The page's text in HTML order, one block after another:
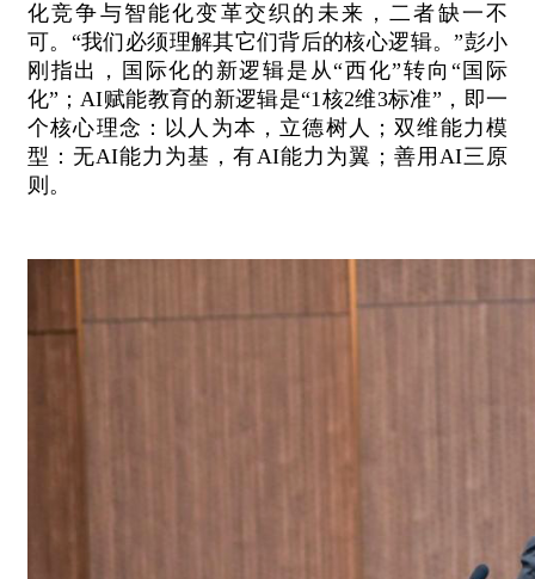
化竞争与智能化变革交织的未来，二者缺一不
可。“我们必须理解其它们背后的核心逻辑。”彭小
刚指出，国际化的新逻辑是从“西化”转向“国际
化”；AI赋能教育的新逻辑是“1核2维3标准”，即一
个核心理念：以人为本，立德树人；双维能力模
型：无AI能力为基，有AI能力为翼；善用AI三原
则。